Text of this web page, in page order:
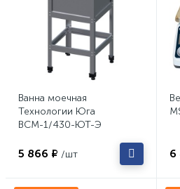
Ванна моечная
Технологии Юга
ВСМ-1/430-ЮТ-Э
5 866 ₽ /шт 6